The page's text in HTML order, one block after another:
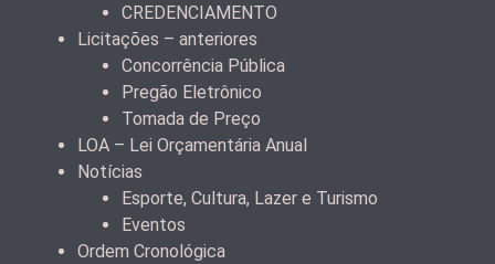
CREDENCIAMENTO
Licitações – anteriores
Concorrência Pública
Pregão Eletrônico
Tomada de Preço
LOA – Lei Orçamentária Anual
Notícias
Esporte, Cultura, Lazer e Turismo
Eventos
Ordem Cronológica